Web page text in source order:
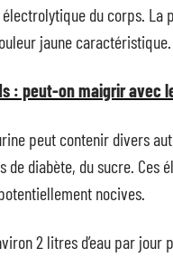
du corps. La
jaune caractéristique.
: peut-on maigrir avec
peut contenir divers
de diabète, du sucre.
nocives.
2 litres d’eau par